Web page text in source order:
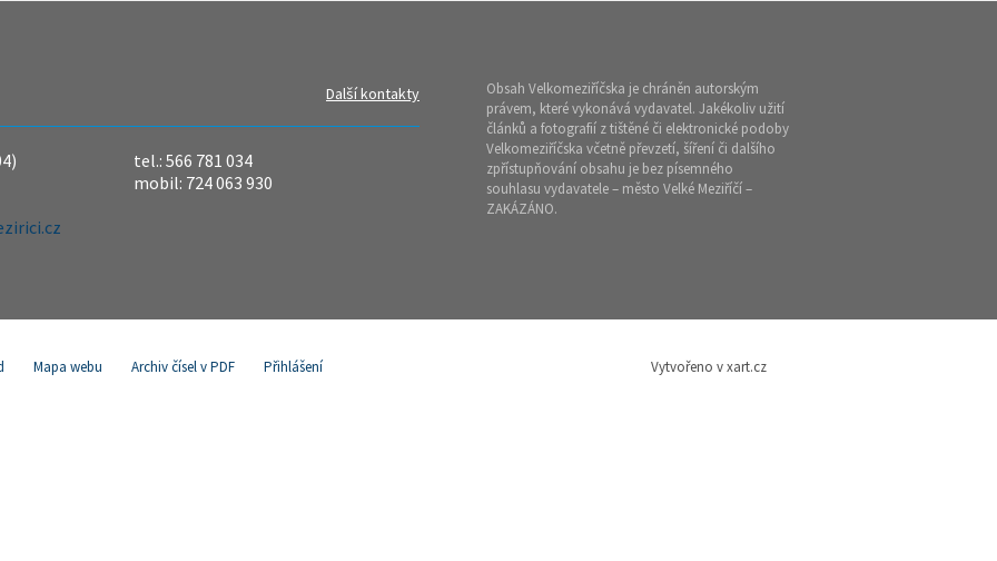
Další kontakty
tel.: 566 781 034
mobil: 724 063 930
Obsah Velkomeziříčska je chráněn autorským
právem, které vykonává vydavatel. Jakékoliv užití
článků a fotografií z tištěné či elektronické podoby
Velkomeziříčska včetně převzetí, šíření či dalšího
zpřístupňování obsahu je bez písemného
souhlasu vydavatele – město Velké Meziříčí –
ZAKÁZÁNO.
Mapa webu Archiv čísel v PDF Přihlášení Vytvořeno v xart.cz